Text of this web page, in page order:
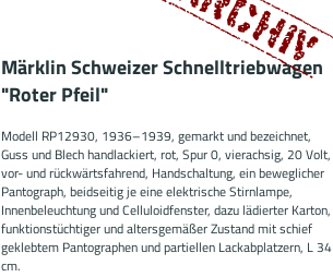
Märklin Schweizer Schnelltriebwagen
"Roter Pfeil"
Modell RP12930, 1936–1939, gemarkt und bezeichnet,
Guss und Blech handlackiert, rot, Spur 0, vierachsig, 20 Volt,
vor- und rückwärtsfahrend, Handschaltung, ein beweglicher
Pantograph, beidseitig je eine elektrische Stirnlampe,
Innenbeleuchtung und Celluloidfenster, dazu lädierter Karton,
funktionstüchtiger und altersgemäßer Zustand mit schief
geklebtem Pantographen und partiellen Lackabplatzern, L 34
cm.